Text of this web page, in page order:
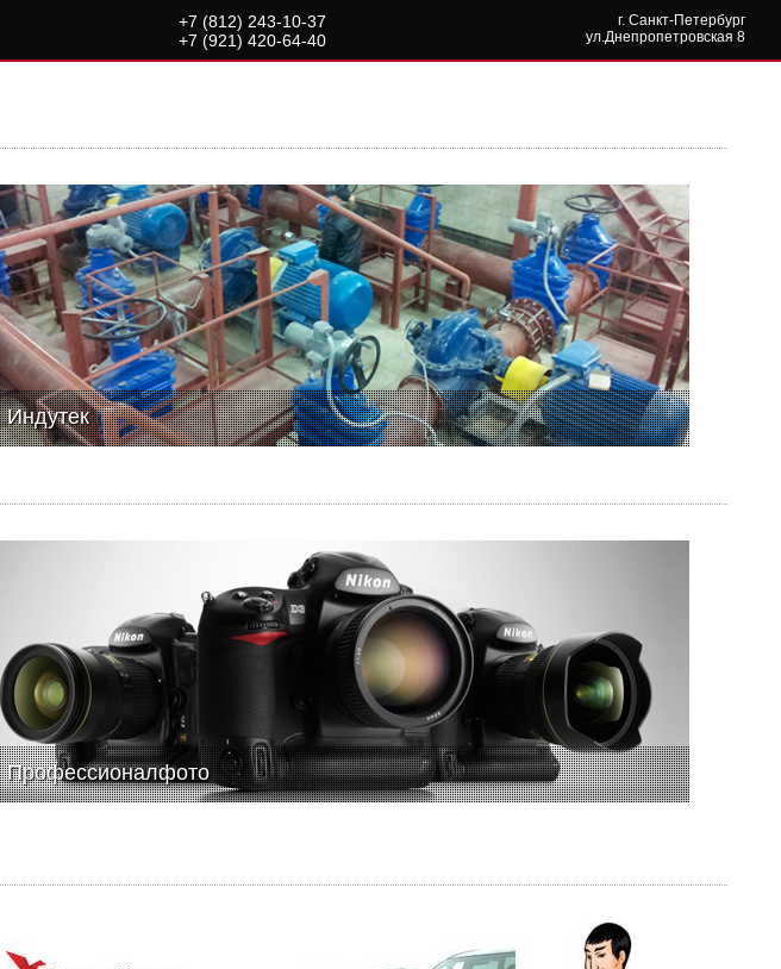
г. Санкт-Петербург
ул.Днепропетровская 8
+7 (812) 243-10-37
+7 (921) 420-64-40
Индутек
Профессионалфото